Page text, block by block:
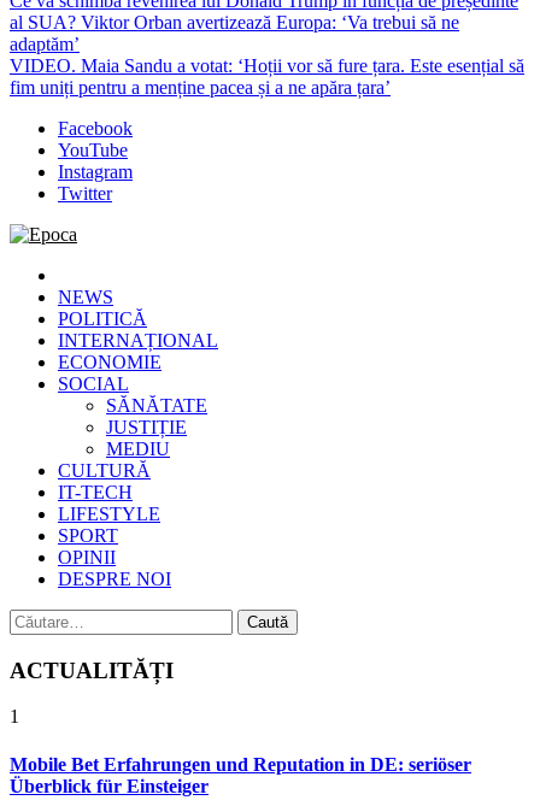
al SUA? Viktor Orban avertizează Europa: ‘Va trebui să ne
adaptăm’
VIDEO. Maia Sandu a votat: ‘Hoții vor să fure țara. Este esențial să
fim uniți pentru a menține pacea și a ne apăra țara’
Facebook
YouTube
Instagram
Twitter
Epoca
Cele mai noi știri online din România
NEWS
POLITICĂ
INTERNAȚIONAL
ECONOMIE
SOCIAL
SĂNĂTATE
JUSTIȚIE
MEDIU
CULTURĂ
IT-TECH
LIFESTYLE
SPORT
OPINII
DESPRE NOI
Caută
după:
ACTUALITĂȚI
1
Mobile Bet Erfahrungen und Reputation in DE: seriöser
Überblick für Einsteiger